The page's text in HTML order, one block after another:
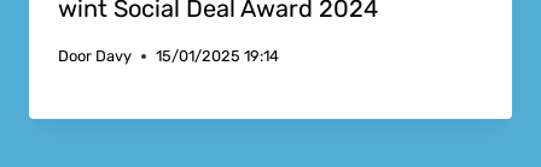
wint Social Deal Award 2024
Door Davy 15/01/2025 19:14